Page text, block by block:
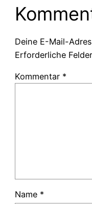
Deine E-Mail-
Erforderliche
Kommentar *
Name *